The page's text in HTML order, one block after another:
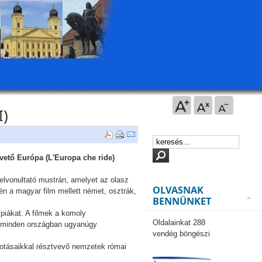
Európa (L'Europa che ride)
mustrán, amelyet az olasz
a magyar film mellett német, osztrák,
A filmek a komoly
országban ugyanúgy
résztvevő nemzetek római
OLVASNAK
BENNÜNKET
Oldalainkat 288
vendég böngészi